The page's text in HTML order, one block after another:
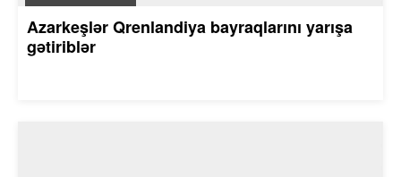
Azarkeşlər Qrenlandiya bayraqlarını yarışa
gətiriblər